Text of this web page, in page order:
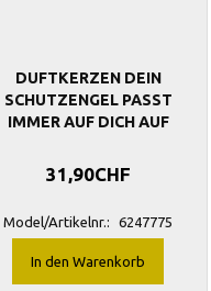
DUFTKERZEN DEIN
SCHUTZENGEL PASST
IMMER AUF DICH AUF
31,90CHF
Model/Artikelnr.: 6247775
In den Warenkorb